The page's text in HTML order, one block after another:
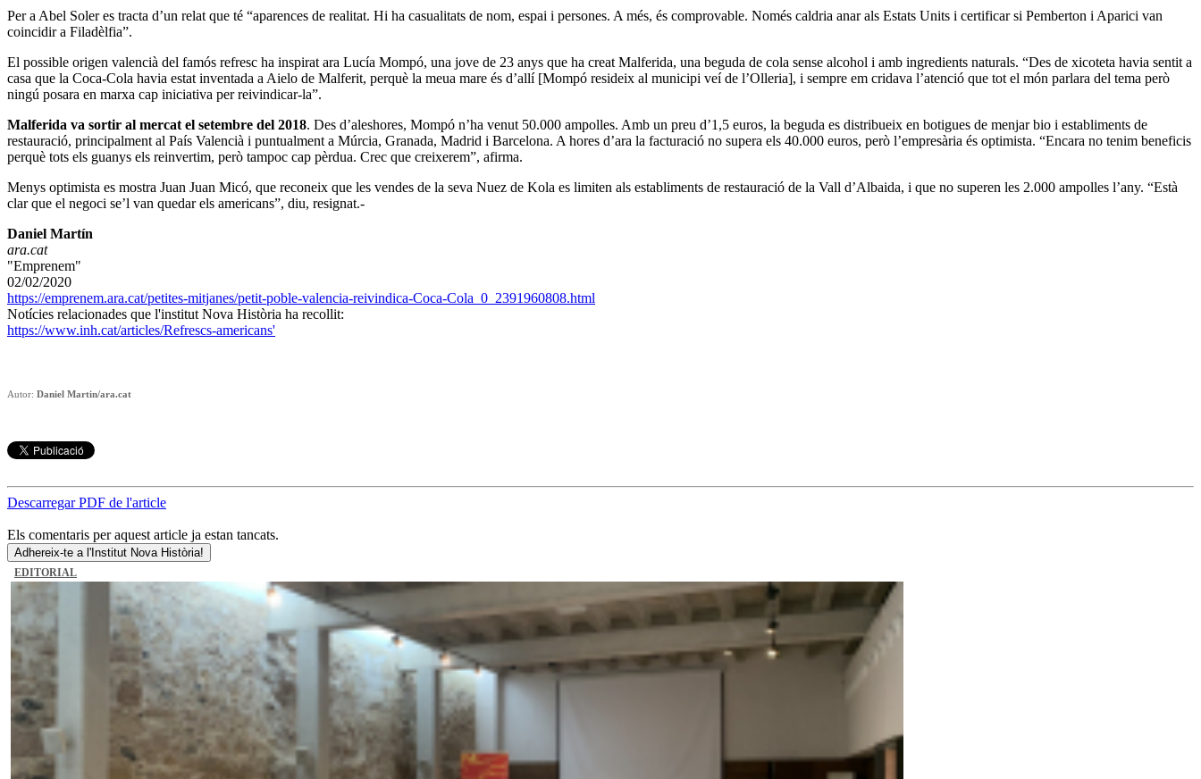
Per a Abel Soler es tracta d’un relat que té “aparences de realitat. Hi ha casualitats de nom, espai i persones. A més, és comprovable. Només caldria anar als Estats Units i certificar si Pemberton i Aparici van
coincidir a Filadèlfia”.
El possible origen valencià del famós refresc ha inspirat ara Lucía Mompó, una jove de 23 anys que ha creat Malferida, una beguda de cola sense alcohol i amb ingredients naturals. “Des de xicoteta havia sentit a
casa que la Coca-Cola havia estat inventada a Aielo de Malferit, perquè la meua mare és d’allí [Mompó resideix al municipi veí de l’Olleria], i sempre em cridava l’atenció que tot el món parlara del tema però
ningú posara en marxa cap iniciativa per reivindicar-la”.
Malferida va sortir al mercat el setembre del 2018. Des d’aleshores, Mompó n’ha venut 50.000 ampolles. Amb un preu d’1,5 euros, la beguda es distribueix en botigues de menjar bio i establiments de
restauració, principalment al País Valencià i puntualment a Múrcia, Granada, Madrid i Barcelona. A hores d’ara la facturació no supera els 40.000 euros, però l’empresària és optimista. “Encara no tenim beneficis
perquè tots els guanys els reinvertim, però tampoc cap pèrdua. Crec que creixerem”, afirma.
Menys optimista es mostra Juan Juan Micó, que reconeix que les vendes de la seva Nuez de Kola es limiten als establiments de restauració de la Vall d’Albaida, i que no superen les 2.000 ampolles l’any. “Està
clar que el negoci se’l van quedar els americans”, diu, resignat.-
Daniel Martín
ara.cat
"Emprenem"
02/02/2020
https://emprenem.ara.cat/petites-mitjanes/petit-poble-valencia-reivindica-Coca-Cola_0_2391960808.html
Notícies relacionades que l'institut Nova Història ha recollit:
https://www.inh.cat/articles/Refrescs-americans'
Autor: Daniel Martin/ara.cat
Descarregar PDF de l'article
Els comentaris per aquest article ja estan tancats.
Adhereix-te a l'Institut Nova Història!
EDITORIAL